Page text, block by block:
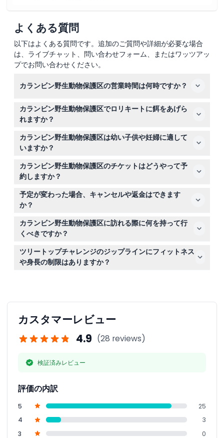
よくある質問
以下はよくある質問です。追加のご質問や詳細が必要な場合
は、ライブチャット、問い合わせフォーム、またはワッツアッ
プでお問い合わせください。
カランビン野生動物保護区の営業時間は何時ですか？
保護区は毎日午前9時から午後4時まで開いています（変
更されることがありますので、ご予約時にご確認くださ
い）。
カランビン野生動物保護区でロリキートに餌をあげら
れますか？
はい！カラフルなレインボーロリキートの餌やりを午前8
時と午後4時の1日2回の餌やりセッションでお楽しみいた
だけます（変更されることがありますので、ご予約時にご
確認ください）。
カランビン野生動物保護区は幼い子供や妊婦に適して
いますか？
保護区は3歳から13歳の子供と14歳から99歳の大人を歓迎
していますが、非常に幼い幼児、妊婦、最近手術を受けた
方や心臓病の方には適していません。
カランビン野生動物保護区のチケットはどうやって予
約しますか？
このウェブサイト上で簡単にチケットをオンライン予約で
き、手間なくすぐにアクセスが確保できます。
予定が変わった場合、キャンセルや返金はできます
か？
申し訳ありませんが、チケットは返金不可で、いかなる場
合もキャンセルはできませんので、予めご了承ください。
カランビン野生動物保護区に訪れる際に何を持って行
くべきですか？
歩きやすい服装と靴、帽子や日焼け止めなどの紫外線対策
用品、水分補給のための水筒を持参してください。
ツリートップチャレンジのジップラインにフィットネス
や身長の制限はありますか？
カスタマーレビュー
4.9 (28 reviews)
検証済みレビュー
評価の内訳
5
25
4
3
3
0